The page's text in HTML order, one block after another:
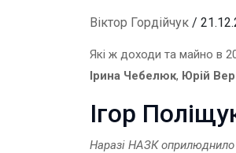
Віктор Гордійчук /
Які ж доходи та майно в
Ірина Чебелюк, Юрій
Ігор
Наразі НАЗК оприлюднило